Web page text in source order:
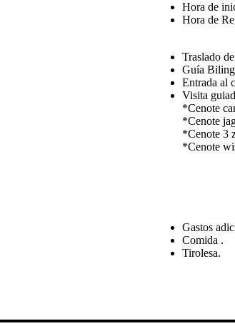
Hora de
Hora de
Traslado
Guía
Entrada al
Visita
*Cenote
*Cenote
*Cenote 3
*Cenote
Gastos
Comida .
Tirolesa.